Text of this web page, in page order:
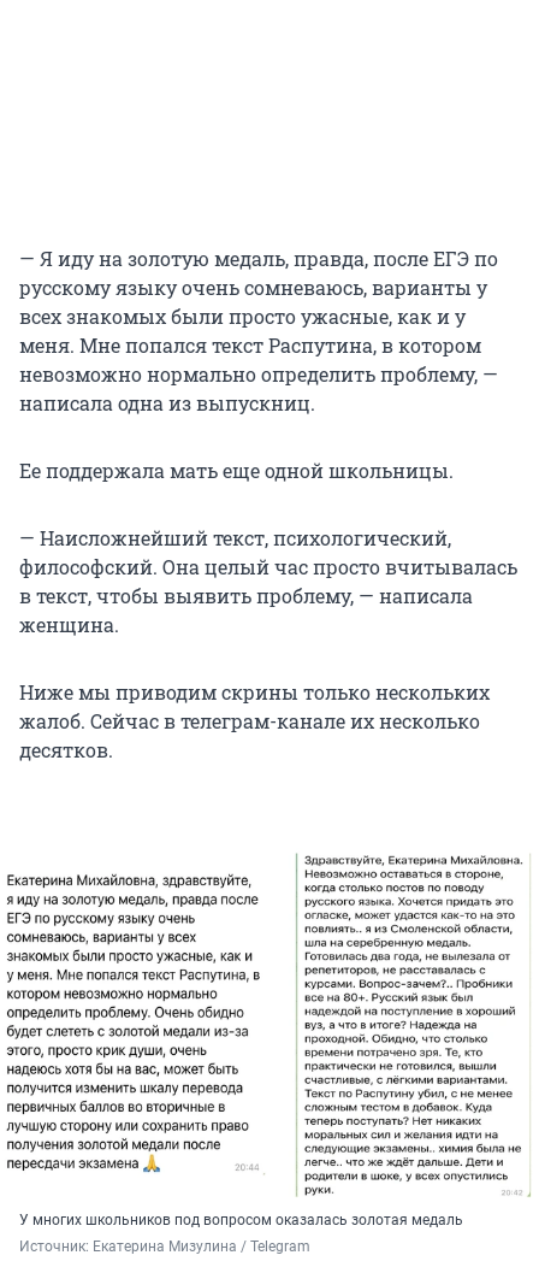
— Я иду на золотую медаль, правда, после ЕГЭ по
русскому языку очень сомневаюсь, варианты у
всех знакомых были просто ужасные, как и у
меня. Мне попался текст Распутина, в котором
невозможно нормально определить проблему, —
написала одна из выпускниц.
Ее поддержала мать еще одной школьницы.
— Наисложнейший текст, психологический,
философский. Она целый час просто вчитывалась
в текст, чтобы выявить проблему, — написала
женщина.
Ниже мы приводим скрины только нескольких
жалоб. Сейчас в телеграм-канале их несколько
десятков.
У многих школьников под вопросом оказалась золотая медаль
Источник: Екатерина Мизулина / Telegram